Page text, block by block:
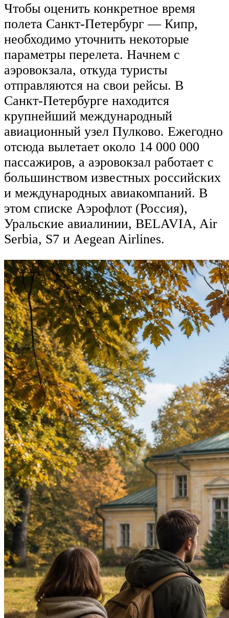
Чтобы оценить конкретное время
полета Санкт-Петербург — Кипр,
необходимо уточнить некоторые
параметры перелета. Начнем с
аэровокзала, откуда туристы
отправляются на свои рейсы. В
Санкт-Петербурге находится
крупнейший международный
авиационный узел Пулково. Ежегодно
отсюда вылетает около 14 000 000
пассажиров, а аэровокзал работает с
большинством известных российских
и международных авиакомпаний. В
этом списке Аэрофлот (Россия),
Уральские авиалинии, BELAVIA, Air
Serbia, S7 и Aegean Airlines.